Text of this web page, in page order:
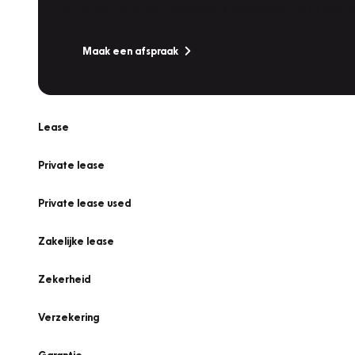
Maak een afspraak
Lease
Private lease
Private lease used
Zakelijke lease
Zekerheid
Verzekering